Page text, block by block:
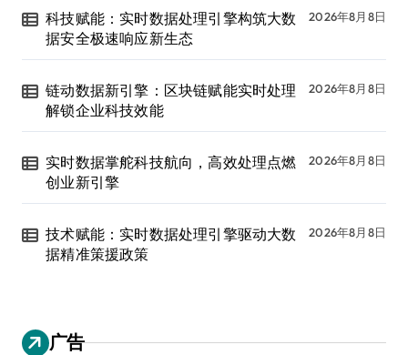
科技赋能：实时数据处理引擎构筑大数
据安全极速响应新生态
2026年8月8日
链动数据新引擎：区块链赋能实时处理
解锁企业科技效能
2026年8月8日
实时数据掌舵科技航向，高效处理点燃
创业新引擎
2026年8月8日
技术赋能：实时数据处理引擎驱动大数
据精准策援政策
2026年8月8日
广告